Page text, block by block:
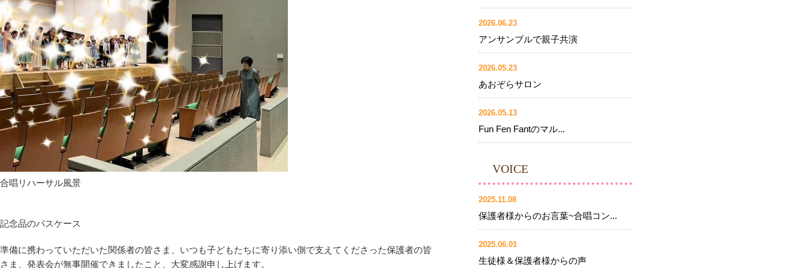
合唱リハーサル風景
記念品のパスケース
準備に携わっていただいた関係者の皆さま、いつも子どもたちに寄り添い側で支えてくださった保護者の皆
さま、発表会が無事開催できましたこと、大変感謝申し上げます。
2026.06.23
アンサンブルで親子共演
2026.05.23
あおぞらサロン
2026.05.13
Fun Fen Fantのマル...
VOICE
2025.11.08
保護者様からのお言葉~合唱コン...
2025.06.01
生徒様＆保護者様からの声